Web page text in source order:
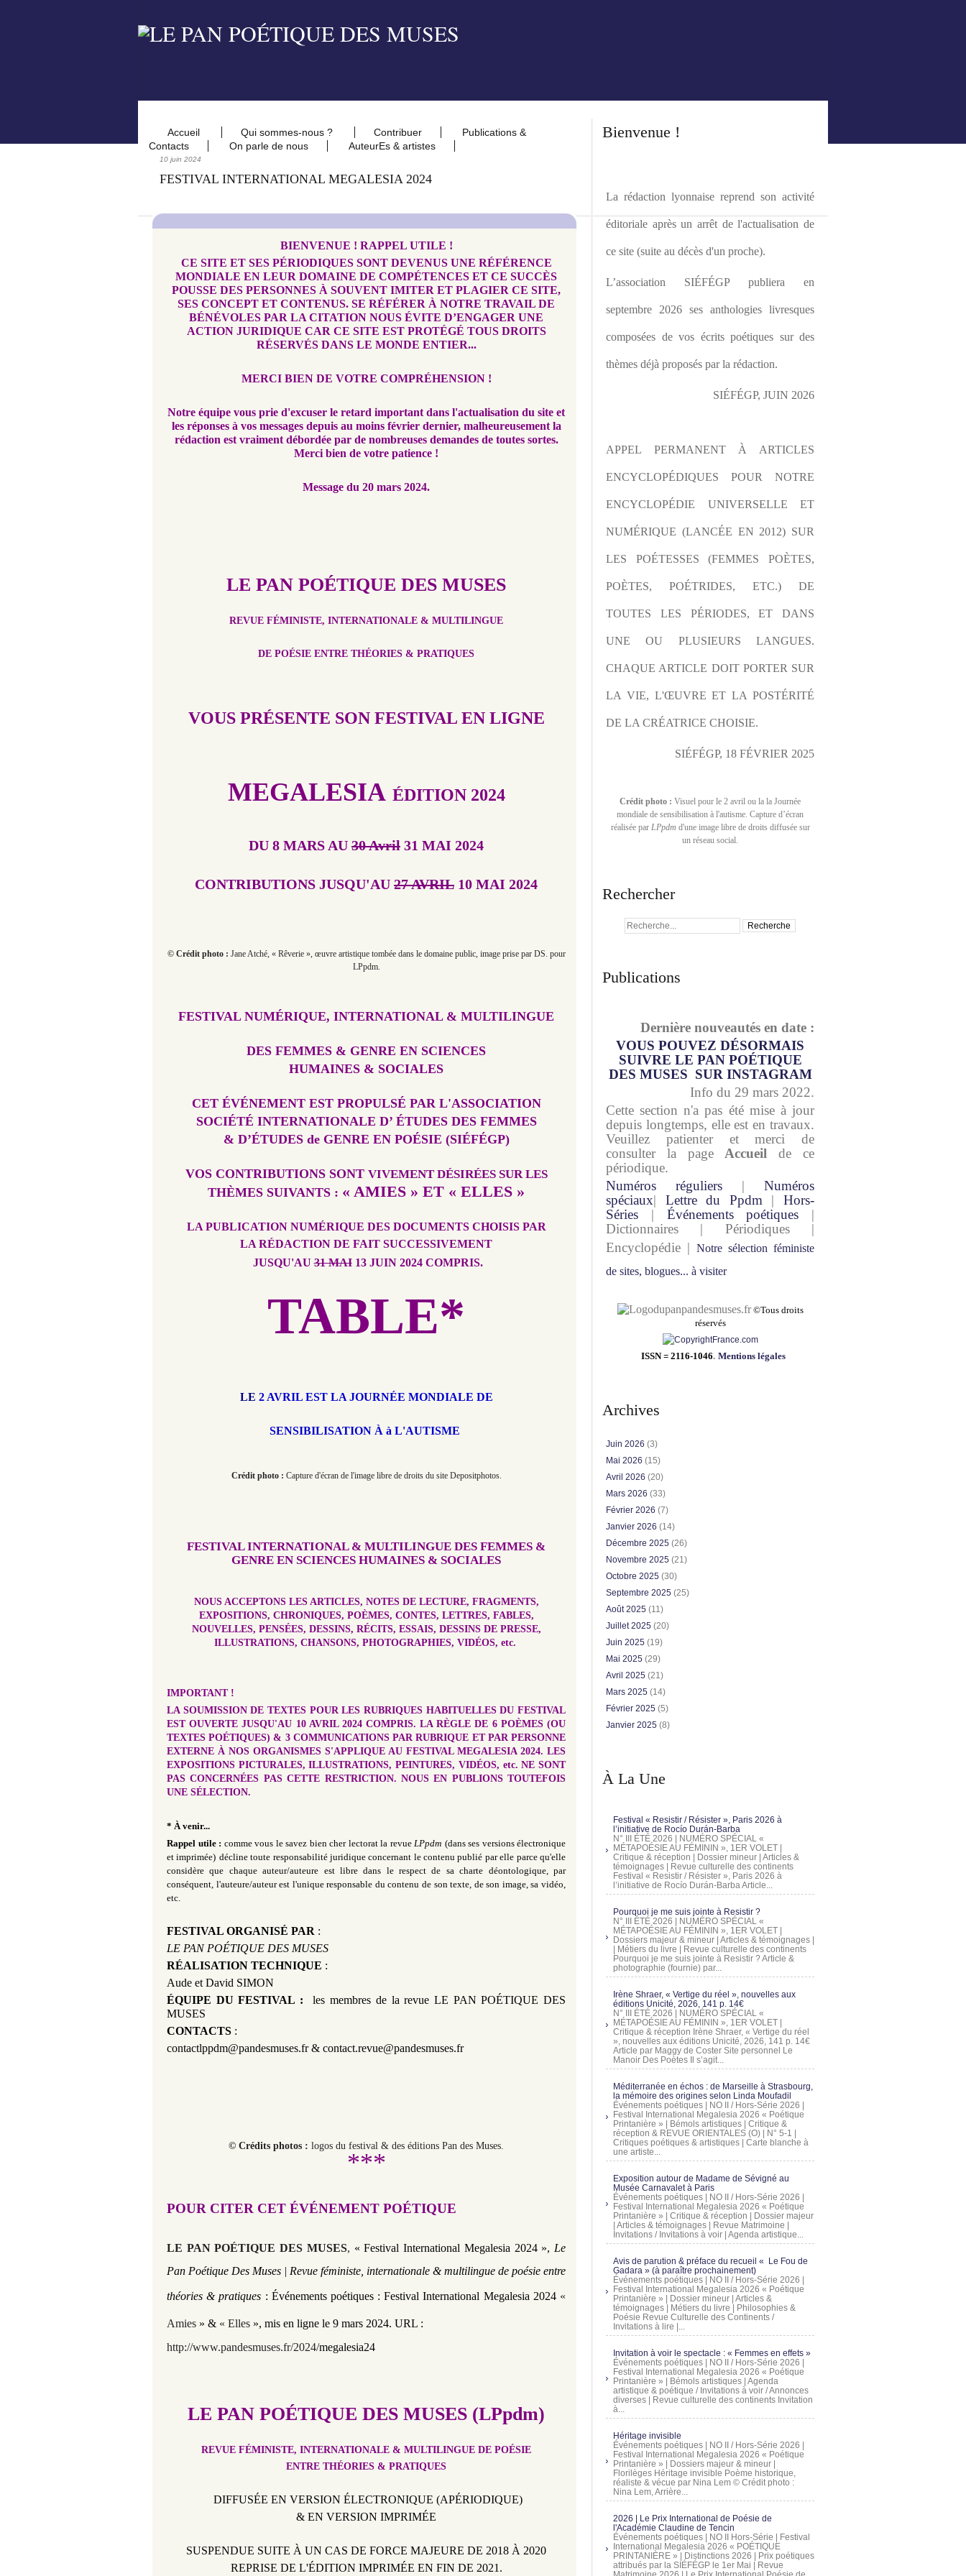
Accueil Qui sommes-nous ? Contribuer
Publications &
Contacts
On parle de nous AuteurEs & artistes
10 juin 2024
FESTIVAL INTERNATIONAL MEGALESIA 2024
BIENVENUE ! RAPPEL UTILE !
CE SITE ET SES PÉRIODIQUES SONT DEVENUS UNE RÉFÉRENCE
MONDIALE EN LEUR DOMAINE DE COMPÉTENCES ET CE SUCCÈS
POUSSE DES PERSONNES À SOUVENT IMITER ET PLAGIER CE SITE,
SES CONCEPT ET CONTENUS. SE RÉFÉRER À NOTRE TRAVAIL DE
BÉNÉVOLES PAR LA CITATION NOUS ÉVITE D’ENGAGER UNE
ACTION JURIDIQUE CAR CE SITE EST PROTÉGÉ TOUS DROITS
RÉSERVÉS DANS LE MONDE ENTIER...
MERCI BIEN DE VOTRE COMPRÉHENSION !
Notre équipe vous prie d'excuser le retard important dans l'actualisation du site et
les réponses à vos messages depuis au moins février dernier, malheureusement la
rédaction est vraiment débordée par de nombreuses demandes de toutes sortes.
Merci bien de votre patience !
Message du 20 mars 2024.
LE PAN POÉTIQUE DES MUSES
REVUE FÉMINISTE, INTERNATIONALE & MULTILINGUE
DE POÉSIE ENTRE THÉORIES & PRATIQUES
VOUS PRÉSENTE SON FESTIVAL EN LIGNE
MEGALESIA ÉDITION 2024
DU 8 MARS AU 30 Avril 31 MAI 2024
CONTRIBUTIONS JUSQU'AU 27 AVRIL 10 MAI 2024
© Crédit photo : Jane Atché, « Rêverie », œuvre artistique tombée dans le domaine public, image prise par DS. pour
LPpdm.
FESTIVAL NUMÉRIQUE, INTERNATIONAL & MULTILINGUE
DES FEMMES & GENRE EN SCIENCES
HUMAINES & SOCIALES
CET ÉVÉNEMENT EST PROPULSÉ PAR L'ASSOCIATION
SOCIÉTÉ INTERNATIONALE D’ ÉTUDES DES FEMMES
& D’ÉTUDES de GENRE EN POÉSIE (SIÉFÉGP)
VOS CONTRIBUTIONS SONT VIVEMENT DÉSIRÉES SUR LES
THÈMES SUIVANTS : « AMIES » ET « ELLES »
LA PUBLICATION NUMÉRIQUE DES DOCUMENTS CHOISIS PAR
LA RÉDACTION DE FAIT SUCCESSIVEMENT
JUSQU'AU31 MAI13 JUIN 2024 COMPRIS.
TABLE*
LE 2 AVRIL EST LA JOURNÉE MONDIALE DE
SENSIBILISATION À à L'AUTISME
Crédit photo : Capture d'écran de l'image libre de droits du site Depositphotos.
FESTIVAL INTERNATIONAL & MULTILINGUE DES FEMMES &
GENRE EN SCIENCES HUMAINES & SOCIALES
NOUS ACCEPTONS LES ARTICLES, NOTES DE LECTURE, FRAGMENTS,
EXPOSITIONS, CHRONIQUES, POÈMES, CONTES, LETTRES, FABLES,
NOUVELLES, PENSÉES, DESSINS, RÉCITS, ESSAIS, DESSINS DE PRESSE,
ILLUSTRATIONS, CHANSONS, PHOTOGRAPHIES, VIDÉOS, etc.
IMPORTANT !
LA SOUMISSION DE TEXTES POUR LES RUBRIQUES HABITUELLES DU FESTIVAL
EST OUVERTE JUSQU'AU 10 AVRIL 2024 COMPRIS. LA RÈGLE DE 6 POÈMES (OU
TEXTES POÉTIQUES) & 3 COMMUNICATIONS PAR RUBRIQUE ET PAR PERSONNE
EXTERNE À NOS ORGANISMES S'APPLIQUE AU FESTIVAL MEGALESIA 2024. LES
EXPOSITIONS PICTURALES, ILLUSTRATIONS, PEINTURES, VIDÉOS, etc. NE SONT
PAS CONCERNÉES PAS CETTE RESTRICTION. NOUS EN PUBLIONS TOUTEFOIS
UNE SÉLECTION.
* À venir...
Rappel utile : comme vous le savez bien cher lectorat la revue LPpdm (dans ses versions électronique
et imprimée) décline toute responsabilité juridique concernant le contenu publié par elle parce qu'elle
considère que chaque auteur/auteure est libre dans le respect de sa charte déontologique, par
conséquent, l'auteure/auteur est l'unique responsable du contenu de son texte, de son image, sa vidéo,
etc.
FESTIVAL ORGANISÉ PAR :
LE PAN POÉTIQUE DES MUSES
RÉALISATION TECHNIQUE :
Aude et David SIMON
ÉQUIPE DU FESTIVAL :les membres de la revue LE PAN POÉTIQUE DES
MUSES
CONTACTS :
contactlppdm@pandesmuses.fr & contact.revue@pandesmuses.fr
© Crédits photos : logos du festival & des éditions Pan des Muses.
***
POUR CITER CET ÉVÉNEMENT POÉTIQUE
LE PAN POÉTIQUE DES MUSES, « Festival International Megalesia 2024 », Le
Pan Poétique Des Muses | Revue féministe, internationale & multilingue de poésie entre
théories & pratiques : Événements poétiques : Festival International Megalesia 2024 «
Amies » & « Elles », mis en ligne le 9 mars 2024. URL :
http://www.pandesmuses.fr/2024/megalesia24
LE PAN POÉTIQUE DES MUSES (LPpdm)
REVUE FÉMINISTE, INTERNATIONALE & MULTILINGUE DE POÉSIE
ENTRE THÉORIES & PRATIQUES
DIFFUSÉE EN VERSION ÉLECTRONIQUE (APÉRIODIQUE)
& EN VERSION IMPRIMÉE
SUSPENDUE SUITE À UN CAS DE FORCE MAJEURE DE 2018 À 2020
REPRISE DE L'ÉDITION IMPRIMÉE EN FIN DE 2021.
Bienvenue !
La rédaction lyonnaise reprend son activité
éditoriale après un arrêt de l'actualisation de
ce site (suite au décès d'un proche).
L’association SIÉFÉGP publiera en
septembre 2026 ses anthologies livresques
composées de vos écrits poétiques sur des
thèmes déjà proposés par la rédaction.
SIÉFÉGP, JUIN 2026
APPEL PERMANENT À ARTICLES
ENCYCLOPÉDIQUES POUR NOTRE
ENCYCLOPÉDIE UNIVERSELLE ET
NUMÉRIQUE (LANCÉE EN 2012) SUR
LES POÉTESSES (FEMMES POÈTES,
POÈTES, POÉTRIDES, ETC.) DE
TOUTES LES PÉRIODES, ET DANS
UNE OU PLUSIEURS LANGUES.
CHAQUE ARTICLE DOIT PORTER SUR
LA VIE, L'ŒUVRE ET LA POSTÉRITÉ
DE LA CRÉATRICE CHOISIE.
SIÉFÉGP, 18 FÉVRIER 2025
Crédit photo : Visuel pour le 2 avril ou la la Journée
mondiale de sensibilisation à l'autisme. Capture d’écran
réalisée par LPpdm d'une image libre de droits diffusée sur
un réseau social.
Rechercher
Publications
Dernière nouveautés en date :
VOUS POUVEZ DÉSORMAIS
SUIVRE LE PAN POÉTIQUE
DES MUSES SUR INSTAGRAM
Info du 29 mars 2022.
Cette section n'a pas été mise à jour
depuis longtemps, elle est en travaux.
Veuillez patienter et merci de
consulter la page Accueil de ce
périodique.
Numéros réguliers | Numéros
spéciaux| Lettre du Ppdm |Hors-
Séries | Événements poétiques |
Dictionnaires | Périodiques |
Encyclopédie | Notre sélection féministe
de sites, blogues... à visiter
pandesmuses.fr ©Tous droits
réservés
ISSN = 2116-1046. Mentions légales
Archives
Juin 2026 (3)
Mai 2026 (15)
Avril 2026 (20)
Mars 2026 (33)
Février 2026 (7)
Janvier 2026 (14)
Décembre 2025 (26)
Novembre 2025 (21)
Octobre 2025 (30)
Septembre 2025 (25)
Août 2025 (11)
Juillet 2025 (20)
Juin 2025 (19)
Mai 2025 (29)
Avril 2025 (21)
Mars 2025 (14)
Février 2025 (5)
Janvier 2025 (8)
À La Une
Festival « Resistir / Résister », Paris 2026 à
l’initiative de Rocío Durán-Barba
N° III ÉTÉ 2026 | NUMÉRO SPÉCIAL «
MÉTAPOÉSIE AU FÉMININ », 1ER VOLET |
Critique & réception | Dossier mineur | Articles &
témoignages | Revue culturelle des continents
Festival « Resistir / Résister », Paris 2026 à
l’initiative de Rocío Durán-Barba Article...
Pourquoi je me suis jointe à Resistir ?
N° III ÉTÉ 2026 | NUMÉRO SPÉCIAL «
MÉTAPOÉSIE AU FÉMININ », 1ER VOLET |
Dossiers majeur & mineur | Articles & témoignages |
| Métiers du livre | Revue culturelle des continents
Pourquoi je me suis jointe à Resistir ? Article &
photographie (fournie) par...
Irène Shraer, « Vertige du réel », nouvelles aux
éditions Unicité, 2026, 141 p. 14€
N° III ÉTÉ 2026 | NUMÉRO SPÉCIAL «
MÉTAPOÉSIE AU FÉMININ », 1ER VOLET |
Critique & réception Irène Shraer, « Vertige du réel
», nouvelles aux éditions Unicité, 2026, 141 p. 14€
Article par Maggy de Coster Site personnel Le
Manoir Des Poètes Il s’agit...
Méditerranée en échos : de Marseille à Strasbourg,
la mémoire des origines selon Linda Moufadil
Événements poétiques | NO II / Hors-Série 2026 |
Festival International Megalesia 2026 « Poétique
Printanière » | Bémols artistiques | Critique &
réception & REVUE ORIENTALES (O) | N° 5-1 |
Critiques poétiques & artistiques | Carte blanche à
une artiste...
Exposition autour de Madame de Sévigné au
Musée Carnavalet à Paris
Événements poétiques | NO II / Hors-Série 2026 |
Festival International Megalesia 2026 « Poétique
Printanière » | Critique & réception | Dossier majeur
| Articles & témoignages | Revue Matrimoine |
Invitations / Invitations à voir | Agenda artistique...
Avis de parution & préface du recueil « Le Fou de
Gadara » (à paraître prochainement)
Événements poétiques | NO II / Hors-Série 2026 |
Festival International Megalesia 2026 « Poétique
Printanière » | Dossier mineur | Articles &
témoignages | Métiers du livre | Philosophies &
Poésie Revue Culturelle des Continents /
Invitations à lire |...
Invitation à voir le spectacle : « Femmes en effets »
Événements poétiques | NO II / Hors-Série 2026 |
Festival International Megalesia 2026 « Poétique
Printanière » | Bémols artistiques | Agenda
artistique & poétique / Invitations à voir / Annonces
diverses | Revue culturelle des continents Invitation
à...
Héritage invisible
Événements poétiques | NO II / Hors-Série 2026 |
Festival International Megalesia 2026 « Poétique
Printanière » | Dossiers majeur & mineur |
Florilèges Héritage invisible Poème historique,
réaliste & vécue par Nina Lem © Crédit photo :
Nina Lem, Arrière...
2026 | Le Prix International de Poésie de
l'Académie Claudine de Tencin
Événements poétiques | NO II Hors-Série | Festival
International Megalesia 2026 « POÉTIQUE
PRINTANIÈRE » | Distinctions 2026 | Prix poétiques
attribués par la SIÉFÉGP le 1er Mai | Revue